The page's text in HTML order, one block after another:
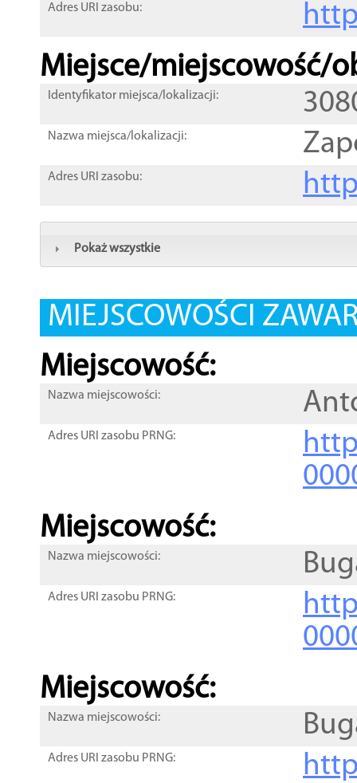
Adres URI zasobu:
Miejsce/miejscowość/
Identyfikator miejsca/lokalizacji:
Nazwa miejsca/lokalizacji:
Adres URI zasobu:
Pokaż wszystkie
MIEJSCOWOŚCI
Miejscowość:
Nazwa miejscowości:
Adres URI zasobu PRNG:
Miejscowość:
Nazwa miejscowości:
Adres URI zasobu PRNG:
Miejscowość:
Nazwa miejscowości:
Adres URI zasobu PRNG: